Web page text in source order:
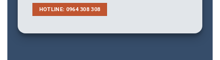
HOTLINE: 0964 308 308